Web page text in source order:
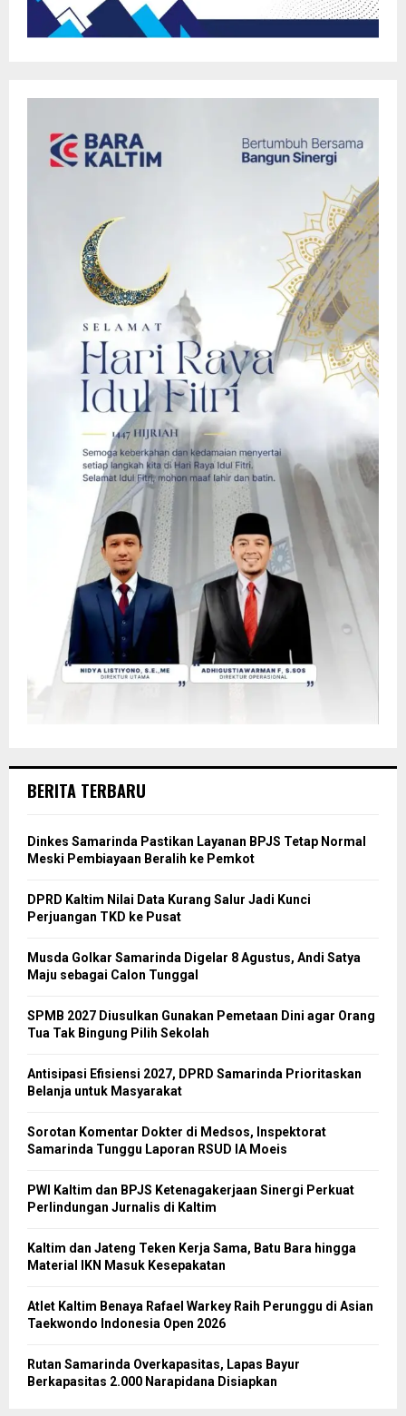
BERITA TERBARU
Dinkes Samarinda Pastikan Layanan BPJS Tetap Normal
Meski Pembiayaan Beralih ke Pemkot
DPRD Kaltim Nilai Data Kurang Salur Jadi Kunci
Perjuangan TKD ke Pusat
Musda Golkar Samarinda Digelar 8 Agustus, Andi Satya
Maju sebagai Calon Tunggal
SPMB 2027 Diusulkan Gunakan Pemetaan Dini agar Orang
Tua Tak Bingung Pilih Sekolah
Antisipasi Efisiensi 2027, DPRD Samarinda Prioritaskan
Belanja untuk Masyarakat
Sorotan Komentar Dokter di Medsos, Inspektorat
Samarinda Tunggu Laporan RSUD IA Moeis
PWI Kaltim dan BPJS Ketenagakerjaan Sinergi Perkuat
Perlindungan Jurnalis di Kaltim
Kaltim dan Jateng Teken Kerja Sama, Batu Bara hingga
Material IKN Masuk Kesepakatan
Atlet Kaltim Benaya Rafael Warkey Raih Perunggu di Asian
Taekwondo Indonesia Open 2026
Rutan Samarinda Overkapasitas, Lapas Bayur
Berkapasitas 2.000 Narapidana Disiapkan